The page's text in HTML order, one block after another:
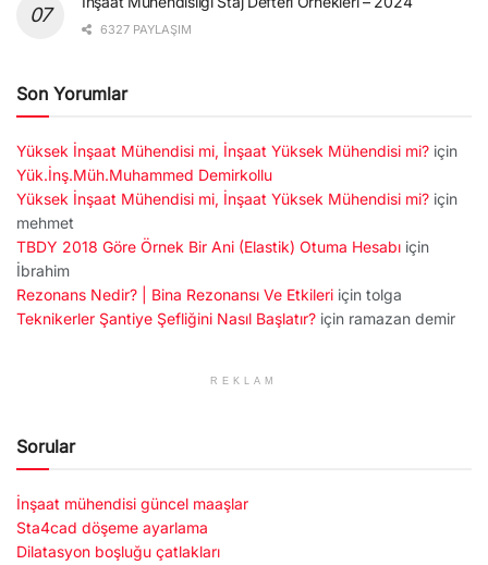
6327 PAYLAŞIM
Son Yorumlar
Yüksek İnşaat Mühendisi mi, İnşaat Yüksek Mühendisi mi? için
Yük.İnş.Müh.Muhammed Demirkollu
Yüksek İnşaat Mühendisi mi, İnşaat Yüksek Mühendisi mi? için
mehmet
TBDY 2018 Göre Örnek Bir Ani (Elastik) Otuma Hesabı için
İbrahim
Rezonans Nedir? | Bina Rezonansı Ve Etkileri için tolga
Teknikerler Şantiye Şefliğini Nasıl Başlatır? için ramazan demir
REKLAM
Sorular
İnşaat mühendisi güncel maaşlar
Sta4cad döşeme ayarlama
Dilatasyon boşluğu çatlakları